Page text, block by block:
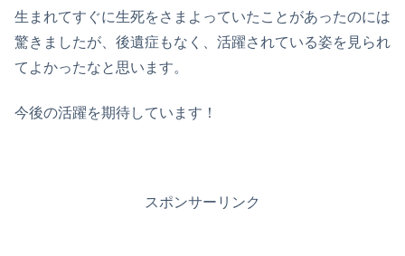
生まれてすぐに生死をさまよっていたことがあったのには
驚きましたが、後遺症もなく、活躍されている姿を見られ
てよかったなと思います。
今後の活躍を期待しています！
スポンサーリンク